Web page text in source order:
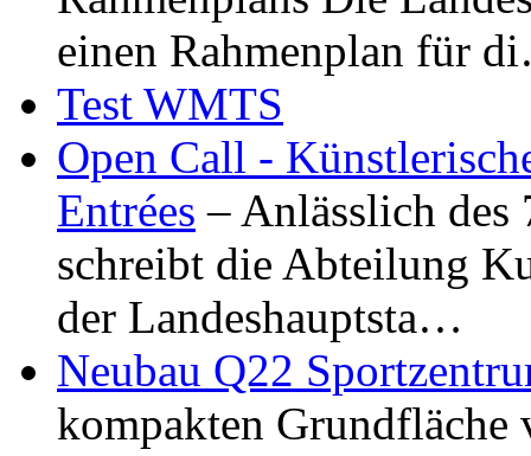
einen Rahmenplan für
Test WMTS
Open Call -
Entrées – Anlässlich
schreibt die Abteilung
der Landeshauptsta…
Neubau Q22
kompakten Grundfläche